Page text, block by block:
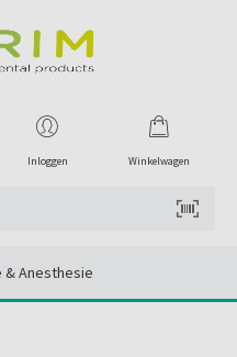
Winkelwagen
Inloggen
& Anesthesie